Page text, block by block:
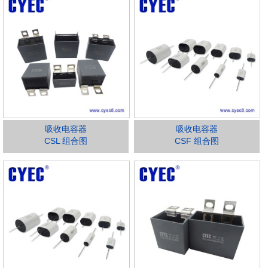
吸收电容器
CSL 组合图
吸收电容器
CSF 组合图